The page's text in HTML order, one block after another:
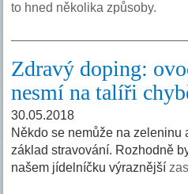
to hned několika způsoby.
Zdravý doping:
nesmí na talíři
30.05.2018
Někdo se nemůže na
základ stravování. Rozhodně
našem jídelníčku výraznější